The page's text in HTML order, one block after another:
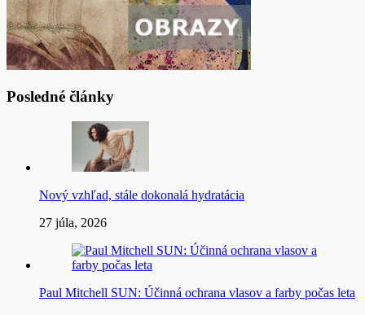
Posledné články
Nový vzhľad, stále dokonalá hydratácia
27 júla, 2026
Paul Mitchell SUN: Účinná ochrana vlasov a farby počas leta